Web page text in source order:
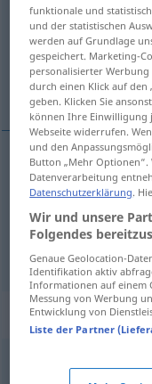
Übersicht aller
(Für mehr Details die
situazione
bisogno
situazionef
condizione fdi
Schwulibus
funktionale und
und der statistischen
werden auf Grundlage
gespeichert. Marketing-
personalisierter
durch einen Klick auf
geben. Klicken Sie
können Ihre Einwilligung
Webseite widerrufen.
und den
Button „Mehr Optionen“.
Datenverarbeitung
Datenschutzerklärung.
Wir und unsere
Folgendes
Genaue Geolocation-
Identifikation aktiv
Informationen auf einem
Messung von Werbung
Entwicklung von
Liste der Partner